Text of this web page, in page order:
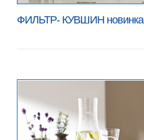
ФИЛЬТР- КУВШИН новинка